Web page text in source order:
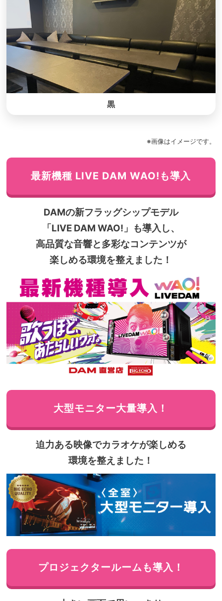
黒
※画像はイメージです。
最新機種 LIVE DAM WAO!も導入
DAMの新フラッグシップモデル
「LIVE DAM WAO!」も導入し、
高品質な音響と多彩なコンテンツが
楽しめる環境を整えました！
大型モニター大量導入！
迫力ある映像でカラオケが楽しめる
環境を整えました！
プロジェクタールームも導入！